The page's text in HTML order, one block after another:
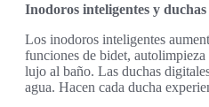
Inodoros inteligentes y
Los inodoros inteligentes
funciones de bidet,
lujo al baño. Las duchas
agua. Hacen cada ducha